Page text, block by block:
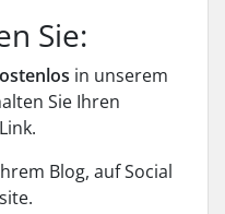
Sie:
in unserem
Sie Ihren
Blog, auf Social